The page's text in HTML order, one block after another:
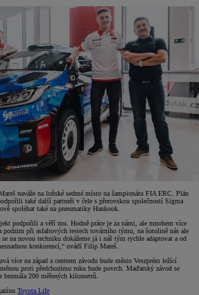
naváže na loňské sedmé místo na šampionátu FIA ERC. Plán
také další partneři v čele s přerovskou společností Sigma
spoléhat také na pneumatiky Hankook.
podpořili a věří mu. Hodně práce je za námi, ale mnohem více
podzim při asfaltových testech továrního týmu, na šotolině nás ale
na novou techniku dokážeme já i náš tým rychle adaptovat a od
konkurencí,“ uvádí Filip Mareš.
více na západ a centrem závodu bude město Veszprém ležící
proti předchozímu roku bude povrch. Maďarský závod se
200 měřených kilometrů.
Toyota Life